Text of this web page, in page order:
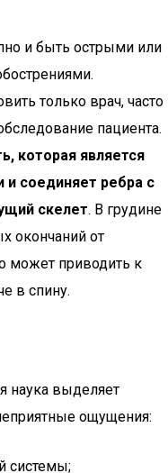
и быть острыми или
только врач, часто
пациента.
которая является
и соединяет ребра с
скелет. В грудине
окончаний от
может приводить к
в спину.
наука выделяет
ощущения:
системы;